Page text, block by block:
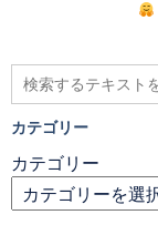
カテゴリー
カテゴリー